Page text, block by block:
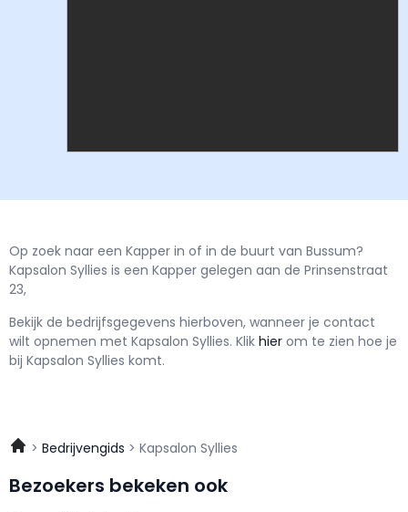
Op zoek naar een Kapper in of in de buurt van Bussum?
Kapsalon Syllies is een Kapper gelegen aan de Prinsenstraat
23,
Bekijk de bedrijfsgegevens hierboven, wanneer je contact
wilt opnemen met Kapsalon Syllies. Klik hier om te zien hoe je
bij Kapsalon Syllies komt.
Bedrijvengids Kapsalon Syllies
Bezoekers bekeken ook